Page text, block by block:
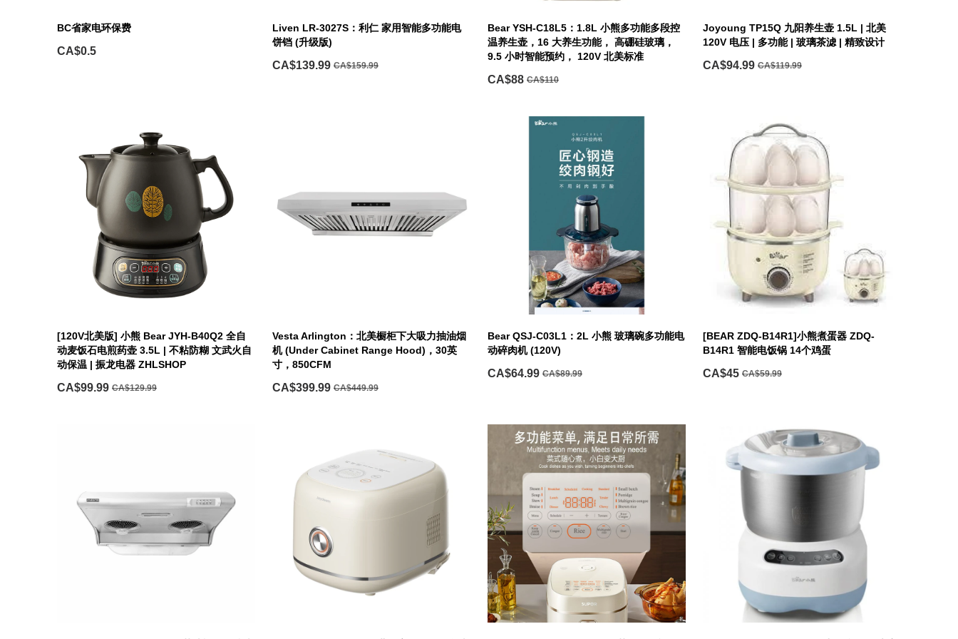
BC省家电环保费
CA$0.5
Liven LR-3027S：利仁 家用智能多功能电
饼铛 (升级版)
CA$139.99 CA$159.99
Bear YSH-C18L5：1.8L 小熊多功能多段控
温养生壶，16 大养生功能， 高硼硅玻璃，
9.5 小时智能预约， 120V 北美标准
CA$88 CA$110
Joyoung TP15Q 九阳养生壶 1.5L | 北美
120V 电压 | 多功能 | 玻璃茶滤 | 精致设计
CA$94.99 CA$119.99
[120V北美版] 小熊 Bear JYH-B40Q2 全自
动麦饭石电煎药壶 3.5L | 不粘防糊 文武火自
动保温 | 振龙电器 ZHLSHOP
CA$99.99 CA$129.99
Vesta Arlington：北美橱柜下大吸力抽油烟
机 (Under Cabinet Range Hood)，30英
寸，850CFM
CA$399.99 CA$449.99
Bear QSJ-C03L1：2L 小熊 玻璃碗多功能电
动碎肉机 (120V)
CA$64.99 CA$89.99
[BEAR ZDQ-B14R1]小熊煮蛋器 ZDQ-
B14R1 智能电饭锅 14个鸡蛋
CA$45 CA$59.99